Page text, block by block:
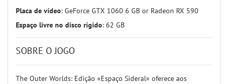
Placa de vídeo: GeForce GTX 1060 6 GB or Radeon RX 590
Espaço livre no disco rígido: 62 GB
SOBRE O JOGO
The Outer Worlds: Edição «Espaço Sideral» oferece aos